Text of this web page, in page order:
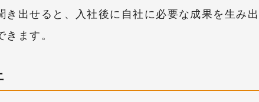
き出せると、入社後に自社に必要な成果を生み出
ます。